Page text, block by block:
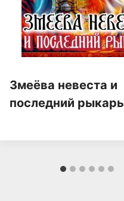
Змеёва невеста и
последний рыкарь